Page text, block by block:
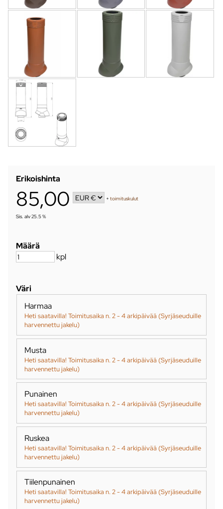
Erikoishinta
85,00 +toimituskulut
Sis. alv 25.5 %
Määrä
kpl
Väri
Harmaa
Heti saatavilla! Toimitusaika n. 2 - 4 arkipäivää (Syrjäseuduille
harvennettu jakelu)
Musta
Heti saatavilla! Toimitusaika n. 2 - 4 arkipäivää (Syrjäseuduille
harvennettu jakelu)
Punainen
Heti saatavilla! Toimitusaika n. 2 - 4 arkipäivää (Syrjäseuduille
harvennettu jakelu)
Ruskea
Heti saatavilla! Toimitusaika n. 2 - 4 arkipäivää (Syrjäseuduille
harvennettu jakelu)
Tiilenpunainen
Heti saatavilla! Toimitusaika n. 2 - 4 arkipäivää (Syrjäseuduille
harvennettu jakelu)